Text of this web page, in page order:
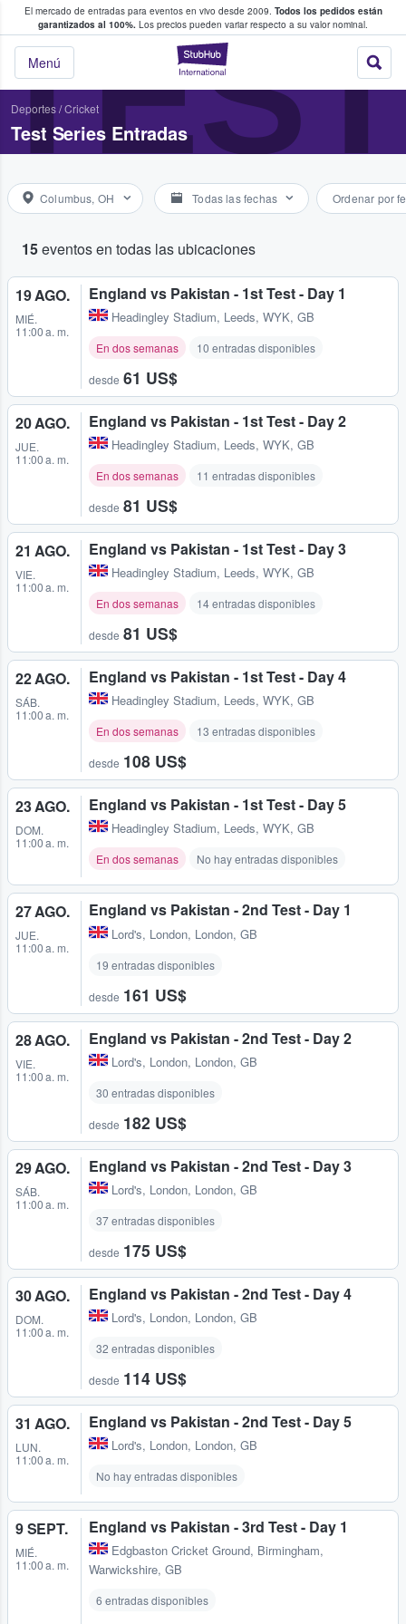
El mercado de entradas para eventos en vivo desde 2009. Todos los pedidos están
garantizados al 100%. Los precios pueden variar respecto a su valor nominal.
StubHub:
Menú
y venta de entradas entre fans
Deportes/Cricket
Test Series Entradas
Columbus, OH Todas las fechas Ordenar por
15eventos en todas las ubicaciones
19 AGO.
MIÉ.
11:00 a. m.
England vs Pakistan - 1st Test - Day 1
Headingley Stadium, Leeds, WYK, GB
En dos semanas 10 entradas disponibles
desde 61 US$
20 AGO.
JUE.
11:00 a. m.
England vs Pakistan - 1st Test - Day 2
Headingley Stadium, Leeds, WYK, GB
En dos semanas 11 entradas disponibles
desde 81 US$
21 AGO.
VIE.
11:00 a. m.
England vs Pakistan - 1st Test - Day 3
Headingley Stadium, Leeds, WYK, GB
En dos semanas 14 entradas disponibles
desde 81 US$
22 AGO.
SÁB.
11:00 a. m.
England vs Pakistan - 1st Test - Day 4
Headingley Stadium, Leeds, WYK, GB
En dos semanas 13 entradas disponibles
desde 108 US$
23 AGO.
DOM.
11:00 a. m.
England vs Pakistan - 1st Test - Day 5
Headingley Stadium, Leeds, WYK, GB
En dos semanas No hay entradas disponibles
27 AGO.
JUE.
11:00 a. m.
England vs Pakistan - 2nd Test - Day 1
Lord's, London, London, GB
19 entradas disponibles
desde 161 US$
28 AGO.
VIE.
11:00 a. m.
England vs Pakistan - 2nd Test - Day 2
Lord's, London, London, GB
30 entradas disponibles
desde 182 US$
29 AGO.
SÁB.
11:00 a. m.
England vs Pakistan - 2nd Test - Day 3
Lord's, London, London, GB
37 entradas disponibles
desde 175 US$
30 AGO.
DOM.
11:00 a. m.
England vs Pakistan - 2nd Test - Day 4
Lord's, London, London, GB
32 entradas disponibles
desde 114 US$
31 AGO.
LUN.
11:00 a. m.
England vs Pakistan - 2nd Test - Day 5
Lord's, London, London, GB
No hay entradas disponibles
9 SEPT.
MIÉ.
11:00 a. m.
England vs Pakistan - 3rd Test - Day 1
Edgbaston Cricket Ground, Birmingham,
Warwickshire, GB
6 entradas disponibles